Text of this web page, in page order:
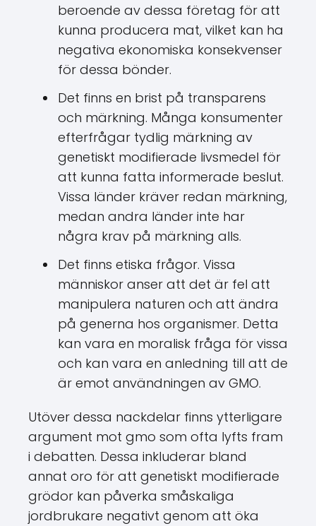
beroende av dessa företag för att
kunna producera mat, vilket kan ha
negativa ekonomiska konsekvenser
för dessa bönder.
Det finns en brist på transparens
och märkning. Många konsumenter
efterfrågar tydlig märkning av
genetiskt modifierade livsmedel för
att kunna fatta informerade beslut.
Vissa länder kräver redan märkning,
medan andra länder inte har
några krav på märkning alls.
Det finns etiska frågor. Vissa
människor anser att det är fel att
manipulera naturen och att ändra
på generna hos organismer. Detta
kan vara en moralisk fråga för vissa
och kan vara en anledning till att de
är emot användningen av GMO.
Utöver dessa nackdelar finns ytterligare
argument mot gmo som ofta lyfts fram
i debatten. Dessa inkluderar bland
annat oro för att genetiskt modifierade
grödor kan påverka småskaliga
jordbrukare negativt genom att öka